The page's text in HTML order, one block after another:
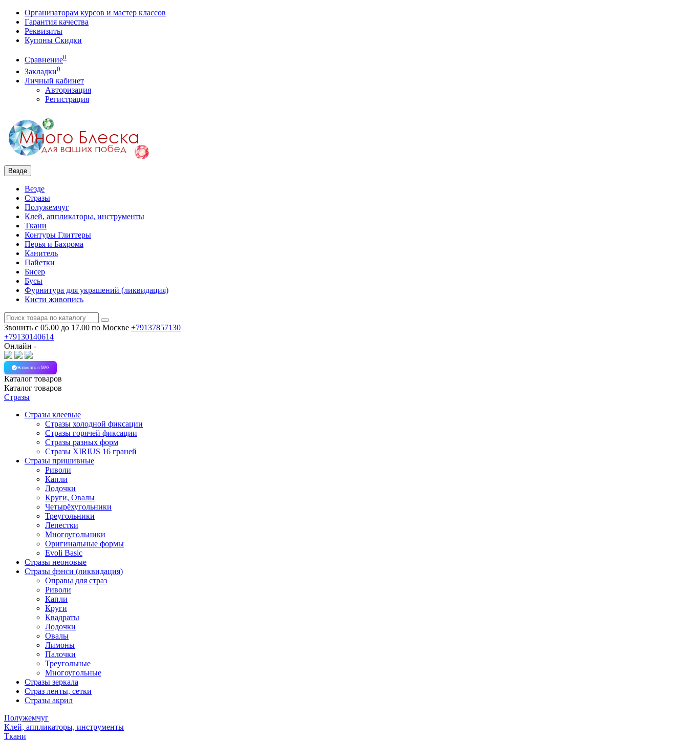
Организаторам курсов и мастер классов
Гарантия качества
Реквизиты
Купоны Скидки
Сравнение0
Закладки0
Личный кабинет
Авторизация
Регистрация
Везде
Везде
Стразы
Полужемчуг
Клей, аппликаторы, инструменты
Ткани
Контуры Глиттеры
Перья и Бахрома
Канитель
Пайетки
Бисер
Бусы
Фурнитура для украшений (ликвидация)
Кисти живопись
Звонить с 05.00 до 17.00 по Москве +79137857130
+79130140614
Онлайн -
Написать в MAX
Каталог товаров
Каталог товаров
Стразы
Стразы клеевые
Стразы холодной фиксации
Стразы горячей фиксации
Стразы разных форм
Стразы XIRIUS 16 граней
Стразы пришивные
Риволи
Капли
Лодочки
Круги, Овалы
Четырёхугольники
Треугольники
Лепестки
Многоугольники
Оригинальные формы
Evoli Basic
Стразы неоновые
Стразы фэнси (ликвидация)
Оправы для страз
Риволи
Капли
Круги
Квадраты
Лодочки
Овалы
Лимоны
Палочки
Треугольные
Многоугольные
Стразы зеркала
Страз ленты, сетки
Стразы акрил
Полужемчуг
Клей, аппликаторы, инструменты
Ткани